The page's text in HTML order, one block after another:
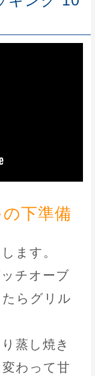
下準備
ます。
チオーブ
らグリル
蒸し焼き
わって甘